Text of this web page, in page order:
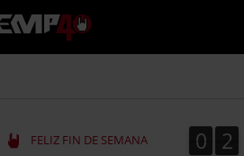
EMP
-
Música,
Merch
FELIZ FIN DE SEMANA 0
0 2
2